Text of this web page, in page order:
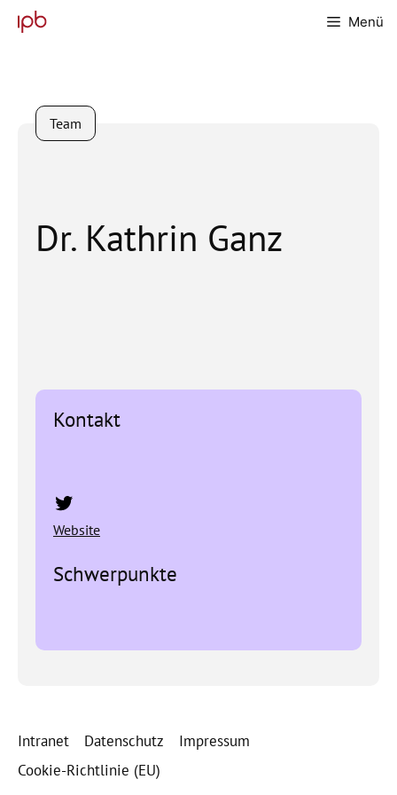
Inhalt
Menü
Team
Dr. Kathrin Ganz
Kontakt
Website
Schwerpunkte
Intranet Datenschutz
Impressum
Cookie-Richtlinie (EU)